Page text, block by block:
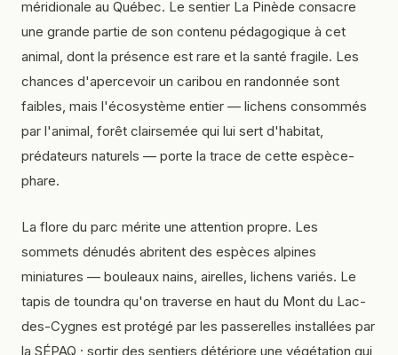
méridionale au Québec. Le sentier La Pinède consacre
une grande partie de son contenu pédagogique à cet
animal, dont la présence est rare et la santé fragile. Les
chances d'apercevoir un caribou en randonnée sont
faibles, mais l'écosystème entier — lichens consommés
par l'animal, forêt clairsemée qui lui sert d'habitat,
prédateurs naturels — porte la trace de cette espèce-
phare.
La flore du parc mérite une attention propre. Les
sommets dénudés abritent des espèces alpines
miniatures — bouleaux nains, airelles, lichens variés. Le
tapis de toundra qu'on traverse en haut du Mont du Lac-
des-Cygnes est protégé par les passerelles installées par
la SÉPAQ ; sortir des sentiers détériore une végétation qui